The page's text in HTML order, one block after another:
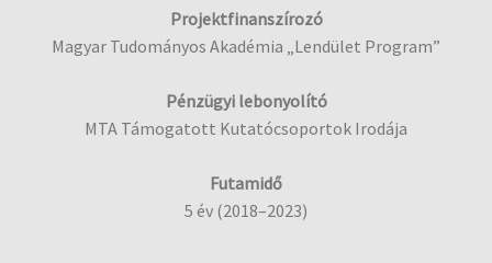
Projektfinanszírozó
Magyar Tudományos Akadémia „Lendület Program”
Pénzügyi lebonyolító
MTA Támogatott Kutatócsoportok Irodája
Futamidő
5 év (2018–2023)